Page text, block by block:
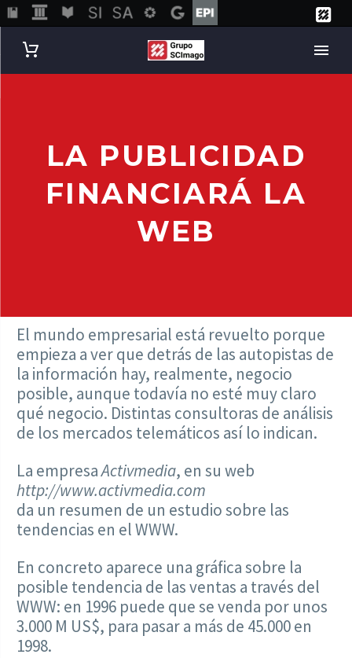
LA PUBLICIDAD
FINANCIARÁ LA
WEB
El mundo empresarial está revuelto porque
empieza a ver que detrás de las autopistas de
la información hay, realmente, negocio
posible, aunque todavía no esté muy claro
qué negocio. Distintas consultoras de análisis
de los mercados telemáticos así lo indican.
La empresaActivmedia, en su web
http://www.activmedia.com
da un resumen de un estudio sobre las
tendencias en el WWW.
En concreto aparece una gráfica sobre la
posible tendencia de las ventas a través del
WWW: en 1996 puede que se venda por unos
3.000 M US$, para pasar a más de 45.000 en
1998.